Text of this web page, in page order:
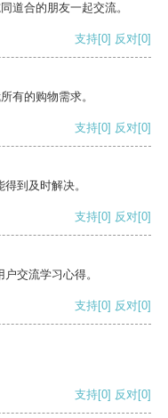
道合的朋友一起交流。
支持[0] 反对[0]
有的购物需求。
支持[0] 反对[0]
到及时解决。
支持[0] 反对[0]
交流学习心得。
支持[0] 反对[0]
支持[0] 反对[0]